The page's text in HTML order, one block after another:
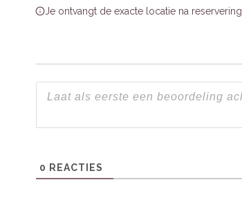
Praktische informatie
Je ontvangt de exacte locatie na reservering.
0 REACTIES